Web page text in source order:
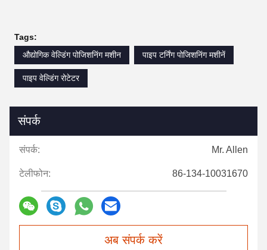
Tags:
औद्योगिक वेल्डिंग पोजिशनिंग मशीन
पाइप टर्निंग पोजिशनिंग मशीनें
पाइप वेल्डिंग रोटेटर
संपर्क
संपर्क: Mr. Allen
टेलीफोन: 86-134-10031670
अब संपर्क करें